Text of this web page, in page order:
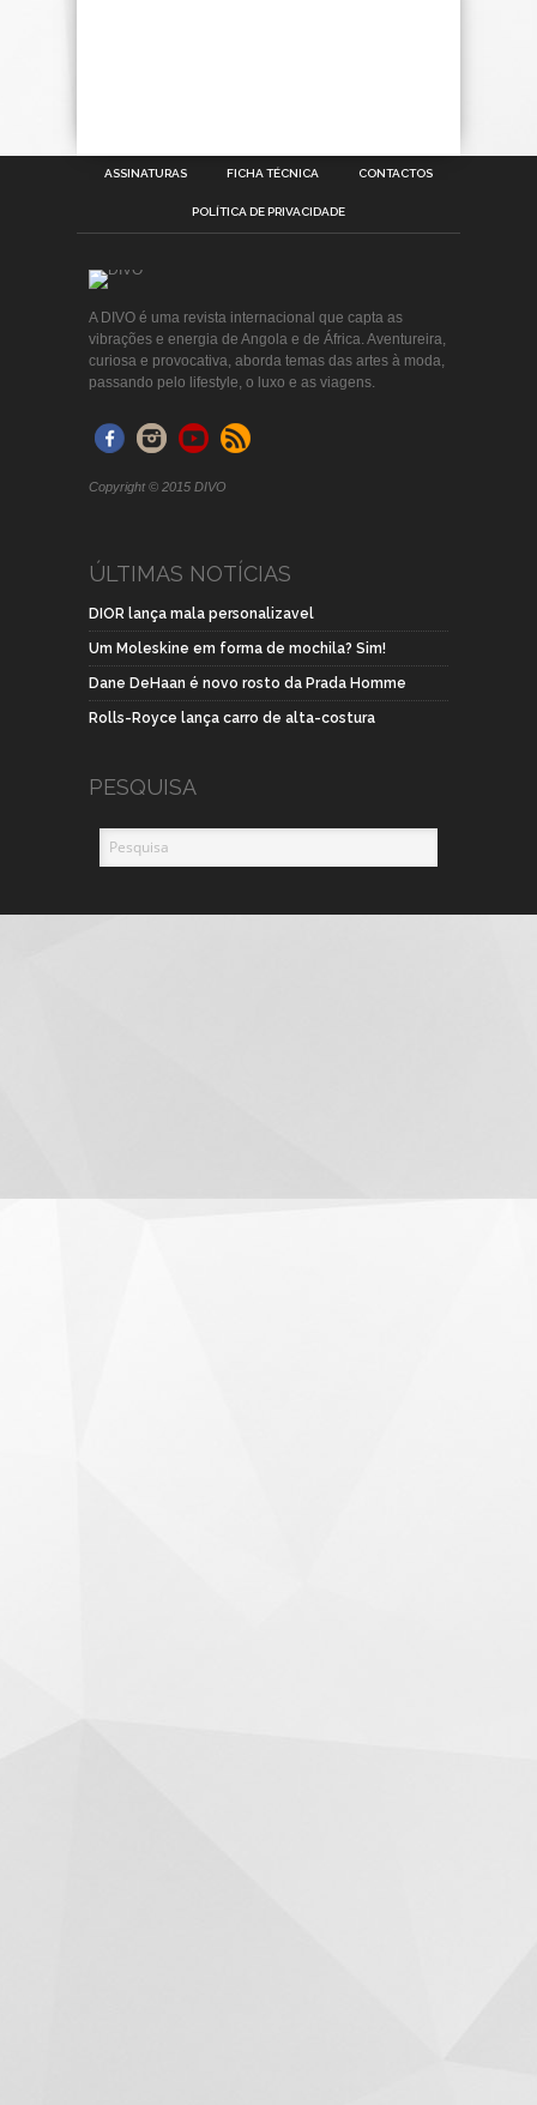
ASSINATURAS FICHA TÉCNICA CONTACTOS
POLÍTICA DE PRIVACIDADE
A DIVO é uma revista internacional que capta as
vibrações e energia de Angola e de África. Aventureira,
curiosa e provocativa, aborda temas das artes à moda,
passando pelo lifestyle, o luxo e as viagens.
Copyright © 2015 DIVO
ÚLTIMAS NOTÍCIAS
DIOR lança mala personalizavel
Um Moleskine em forma de mochila? Sim!
Dane DeHaan é novo rosto da Prada Homme
Rolls-Royce lança carro de alta-costura
PESQUISA